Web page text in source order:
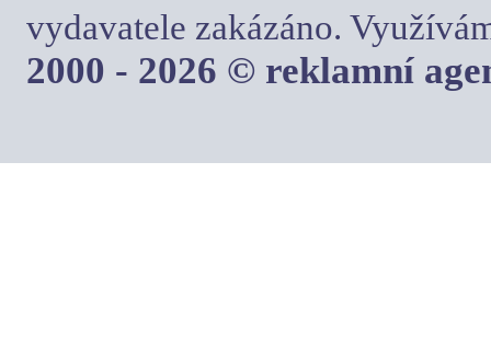
vydavatele zakázáno.
2000 - 2026 © reklamní